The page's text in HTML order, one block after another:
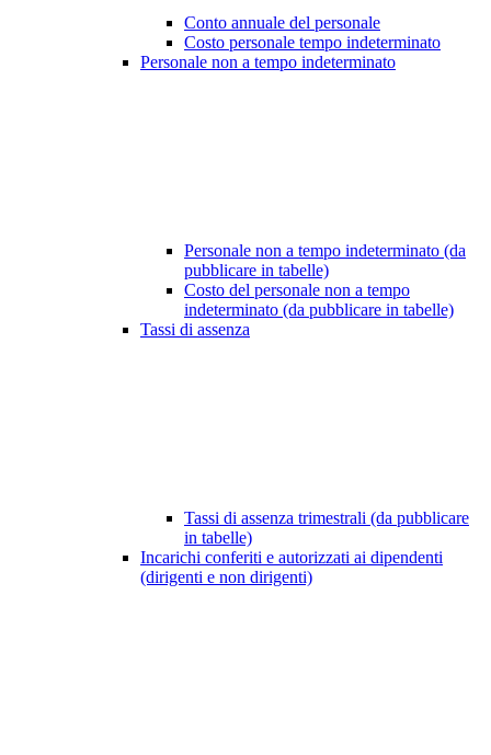
Conto annuale del personale
Costo personale tempo indeterminato
Personale non a tempo indeterminato
Personale non a tempo indeterminato (da
pubblicare in tabelle)
Costo del personale non a tempo
indeterminato (da pubblicare in tabelle)
Tassi di assenza
Tassi di assenza trimestrali (da pubblicare
in tabelle)
Incarichi conferiti e autorizzati ai dipendenti
(dirigenti e non dirigenti)